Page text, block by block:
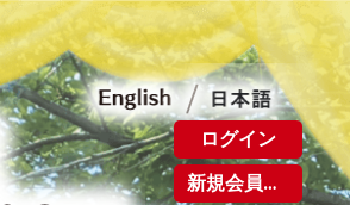
ログイン
新規会員登録